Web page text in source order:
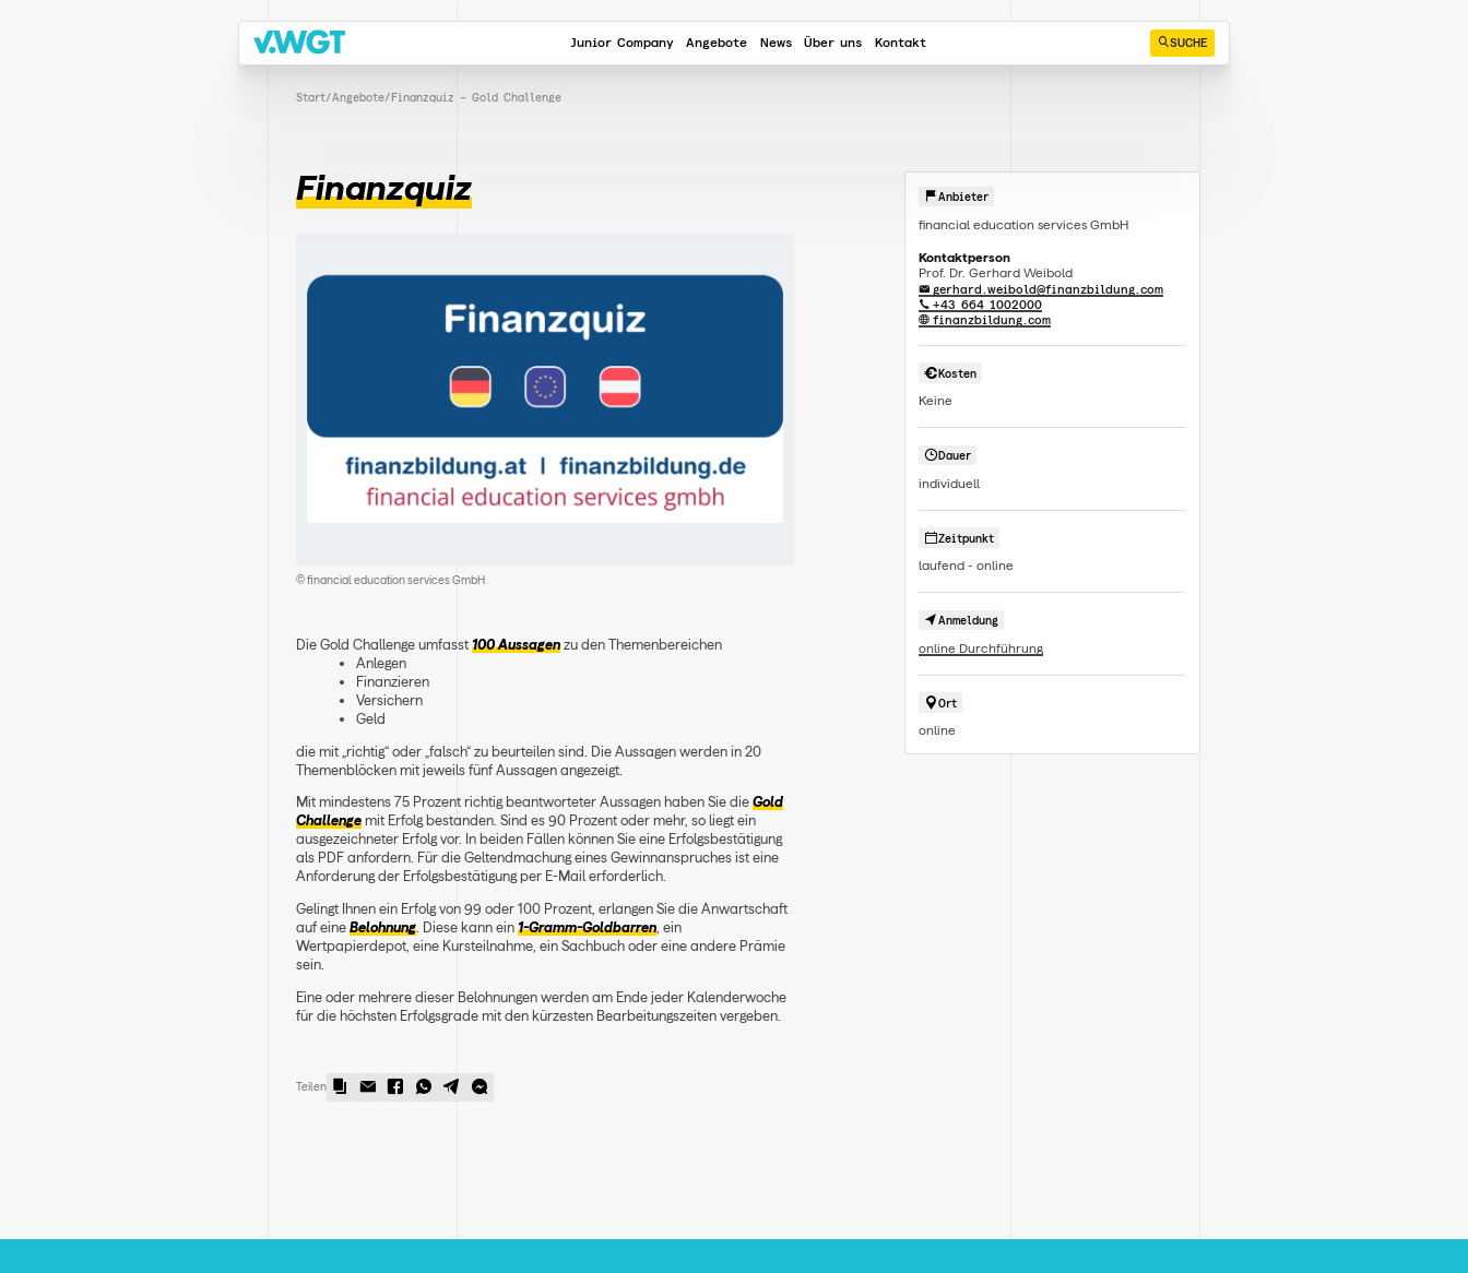
Junior Company Angebote News Über uns Kontakt SUCHE
Start/Angebote/Finanzquiz – Gold Challenge
Finanzquiz
© financial education services GmbH
Die Gold Challengeumfasst 100 Aussagenzu den Themenbereichen
Anlegen
Finanzieren
Versichern
Geld
die mit „ richtig“ oder „ falsch“ zu beurteilen sind. Die Aussagen werden in 20
Themenblöcken mit jeweils fünf Aussagen angezeigt.
Mit mindestens 75 Prozentrichtig beantworteter Aussagen haben Sie die Gold
Challengemit Erfolg bestanden. Sind es 90 Prozentoder mehr, so liegt ein
ausgezeichneter Erfolg vor. In beiden Fällen können Sie eine Erfolgsbestätigung
als PDF anfordern. Für die Geltendmachung eines Gewinnanspruches ist eine
Anforderung der Erfolgsbestätigung per E-Mail erforderlich.
Gelingt Ihnen ein Erfolg von 99 oder 100 Prozent, erlangen Sie die Anwartschaft
auf eine Belohnung. Diese kann ein 1-Gramm-Goldbarren, ein
Wertpapierdepot, eine Kursteilnahme, ein Sachbuchoder eine andere Prämie
sein.
Eine oder mehrere dieser Belohnungen werden am Ende jeder Kalenderwoche
für die höchsten Erfolgsgrade mit den kürzesten Bearbeitungszeiten vergeben.
Teilen
Anbieter
financial education services GmbH
Kontaktperson
Prof. Dr. Gerhard Weibold
gerhard.weibold@finanzbildung.com
+43 664 1002000
finanzbildung.com
Kosten
Keine
Dauer
individuell
Zeitpunkt
laufend - online
Anmeldung
online Durchführung
Ort
online